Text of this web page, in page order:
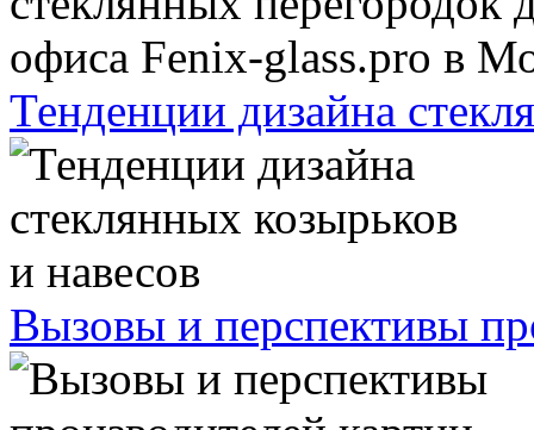
Тенденции дизайна
Вызовы и перспективы